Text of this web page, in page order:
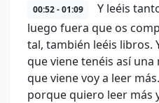
00:52 - 01:09
Y leéis
luego fuera que os
tal, también leéis libros.
que viene tenéis así
que viene voy a leer
porque quiero leer más